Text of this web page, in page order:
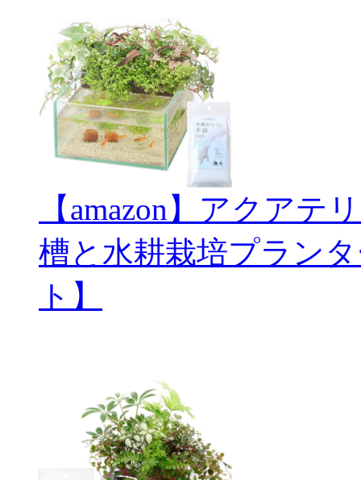
【amazon】アクアテ
槽と水耕栽培プラン
ト】